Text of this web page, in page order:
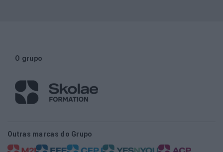
O grupo
Outras marcas do Grupo